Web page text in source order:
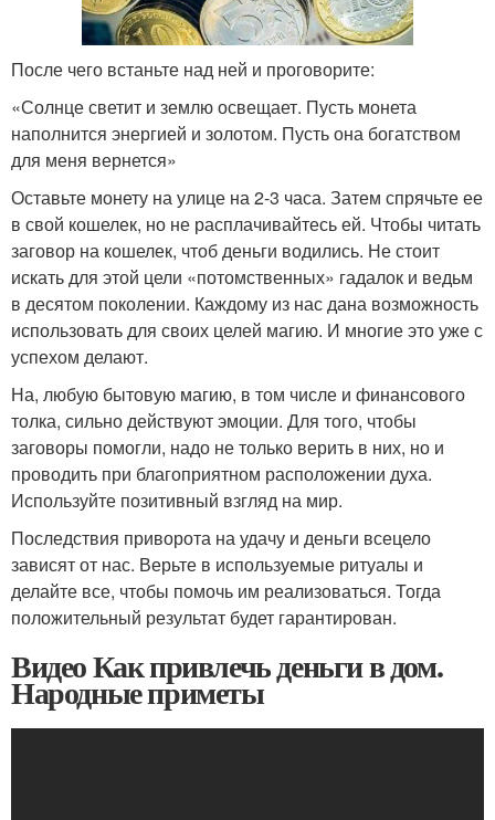
После чего встаньте над ней и проговорите:
«Солнце светит и землю освещает. Пусть монета
наполнится энергией и золотом. Пусть она богатством
для меня вернется»
Оставьте монету на улице на 2-3 часа. Затем спрячьте ее
в свой кошелек, но не расплачивайтесь ей. Чтобы читать
заговор на кошелек, чтоб деньги водились. Не стоит
искать для этой цели «потомственных» гадалок и ведьм
в десятом поколении. Каждому из нас дана возможность
использовать для своих целей магию. И многие это уже с
успехом делают.
На, любую бытовую магию, в том числе и финансового
толка, сильно действуют эмоции. Для того, чтобы
заговоры помогли, надо не только верить в них, но и
проводить при благоприятном расположении духа.
Используйте позитивный взгляд на мир.
Последствия приворота на удачу и деньги всецело
зависят от нас. Верьте в используемые ритуалы и
делайте все, чтобы помочь им реализоваться. Тогда
положительный результат будет гарантирован.
Видео Как привлечь деньги в дом.
Народные приметы